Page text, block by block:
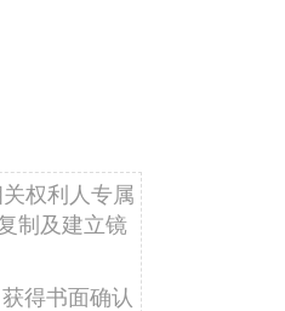
权利人专属
制及建立镜
获得书面确认